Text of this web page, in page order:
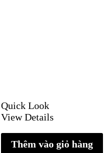
Quick Look
View Details
Thêm vào giỏ hàng